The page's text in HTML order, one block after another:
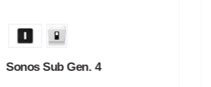
Sonos Sub Gen. 4